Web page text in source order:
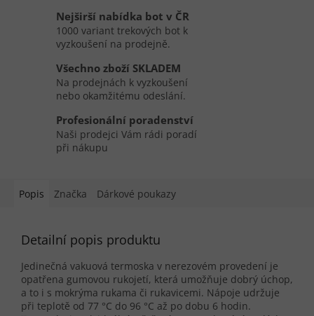
Nejširší nabídka bot v ČR
1000 variant trekových bot k
vyzkoušení na prodejně.
Všechno zboží SKLADEM
Na prodejnách k vyzkoušení
nebo okamžitému odeslání.
Profesionální poradenství
Naši prodejci Vám rádi poradí
při nákupu
Popis Značka Dárkové poukazy
Detailní popis produktu
Jedinečná vakuová termoska v nerezovém provedení je
opatřena gumovou rukojetí, která umožňuje dobrý úchop,
a to i s mokrýma rukama či rukavicemi. Nápoje udržuje
při teplotě od 77 °C do 96 °C až po dobu 6 hodin.